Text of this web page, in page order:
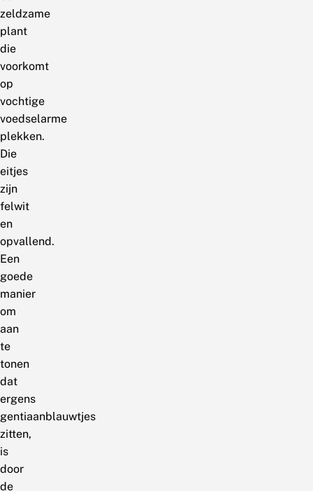
zeldzame
plant
die
voorkomt
op
vochtige
voedselarme
plekken.
Die
eitjes
zijn
felwit
en
opvallend.
Een
goede
manier
om
aan
te
tonen
dat
ergens
gentiaanblauwtjes
zitten,
is
door
de